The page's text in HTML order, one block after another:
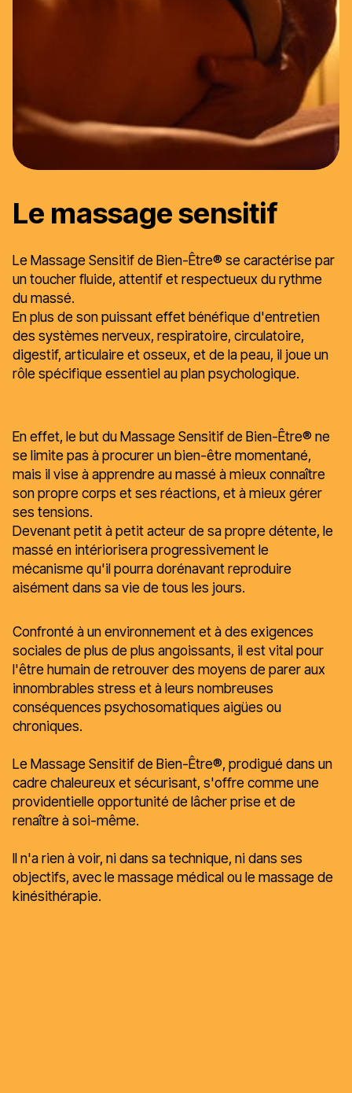
Le massage sensitif
Le Massage Sensitif de Bien-Être® se caractérise par
un toucher fluide, attentif et respectueux du rythme
du massé.
En plus de son puissant effet bénéfique d'entretien
des systèmes nerveux, respiratoire, circulatoire,
digestif, articulaire et osseux, et de la peau, il joue un
rôle spécifique essentiel au plan psychologique.
En effet, le but du Massage Sensitif de Bien-Être® ne
se limite pas à procurer un bien-être momentané,
mais il vise à apprendre au massé à mieux connaître
son propre corps et ses réactions, et à mieux gérer
ses tensions.
Devenant petit à petit acteur de sa propre détente, le
massé en intériorisera progressivement le
mécanisme qu'il pourra dorénavant reproduire
aisément dans sa vie de tous les jours.
Confronté à un environnement et à des exigences
sociales de plus de plus angoissants, il est vital pour
l'être humain de retrouver des moyens de parer aux
innombrables stress et à leurs nombreuses
conséquences psychosomatiques aigües ou
chroniques.
Le Massage Sensitif de Bien-Être®, prodigué dans un
cadre chaleureux et sécurisant, s'offre comme une
providentielle opportunité de lâcher prise et de
renaître à soi-même.
Il n'a rien à voir, ni dans sa technique, ni dans ses
objectifs, avec le massage médical ou le massage de
kinésithérapie.